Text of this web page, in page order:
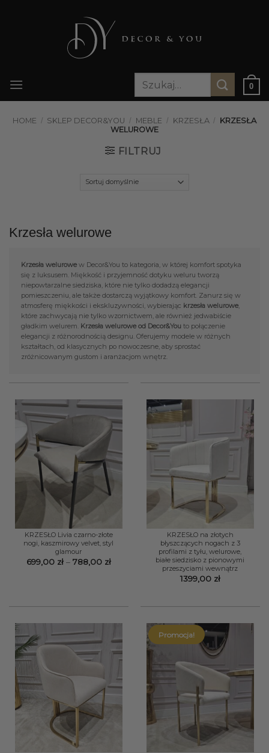
Szukaj:
0
HOME / SKLEP DECOR&YOU / MEBLE / KRZESŁA / KRZESŁA
WELUROWE
FILTRUJ
Krzesła welurowe
Krzesła welurowe w Decor&You to kategoria, w której komfort spotyka
się z luksusem. Miękkość i przyjemność dotyku weluru tworzą
niepowtarzalne siedziska, które nie tylko dodadzą elegancji
pomieszczeniu, ale także dostarczą wyjątkowy komfort. Zanurz się w
atmosferę miękkości i ekskluzywności, wybierając krzesła welurowe
które zachwycają nie tylko wzornictwem, ale również jedwabiście
gładkim welurem. Krzesła welurowe od Decor&You to połączenie
elegancji z różnorodnością designu. Oferujemy modele w różnych
kształtach, od klasycznych po nowoczesne, aby sprostać
zróżnicowanym gustom i aranżacjom wnętrz.
KRZESŁO Livia czarno-złote
nogi, kaszmirowy velvet, styl
glamour
699,00 zł – 788,00 złZakres
KRZESŁO na złotych
błyszczących nogach z 3
profilami z tyłu, welurowe,
białe siedzisko z pionowymi
przeszyciami wewnątrz
1399,00 zł
Promocja!